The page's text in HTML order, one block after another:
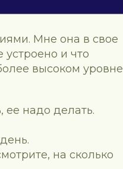
Мне она в свое
устроено и что
высоком уровне
ее надо делать.
на сколько